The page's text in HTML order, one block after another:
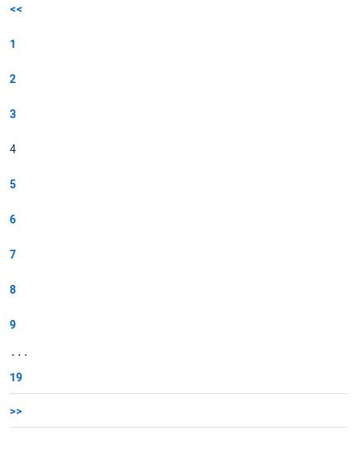
<<
1
2
3
4
5
6
7
8
9
...
19
>>